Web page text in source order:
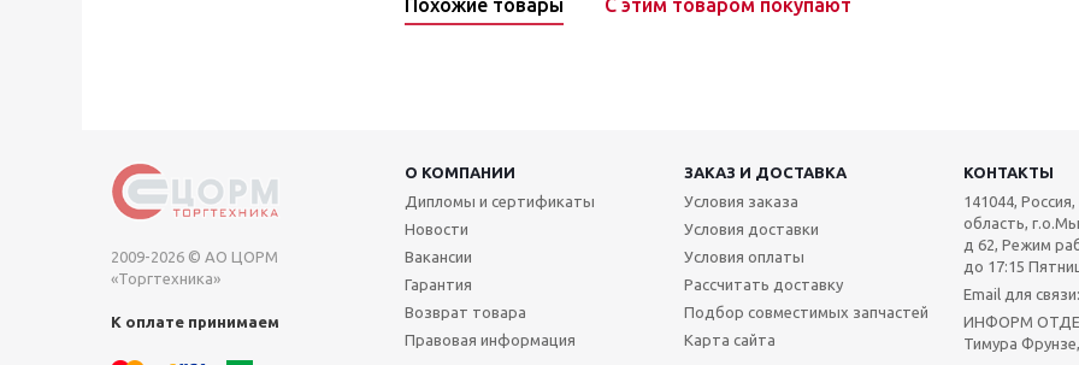
Похожие товары С этим товаром покупают
2009-2026 © АО ЦОРМ
«Торгтехника»
К оплате принимаем
О КОМПАНИИ ЗАКАЗ И ДОСТАВКА
КОНТАКТЫ
Дипломы и сертификаты
Новости
Вакансии
Гарантия
Возврат товара
Правовая информация
Условия заказа
Условия доставки
Условия оплаты
Рассчитать доставку
Подбор совместимых запчастей
Карта сайта
141044,
область,
д 62, Режим
до 17:15
Email для
ИНФОРМ
Тимура